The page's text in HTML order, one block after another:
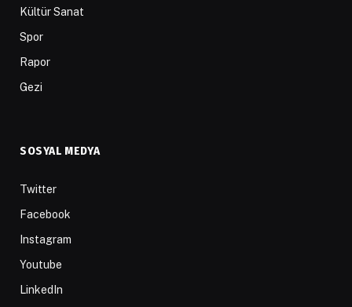
Kültür Sanat
Spor
Rapor
Gezi
SOSYAL MEDYA
Twitter
Facebook
Instagram
Youtube
LinkedIn